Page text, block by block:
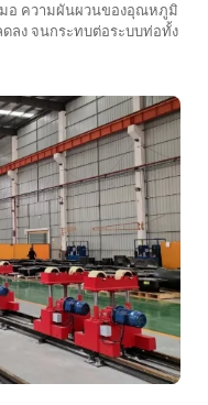
มอ ความผันผวนของอุณหภูมิ
ลง จนกระทบต่อระบบท่อทั้ง